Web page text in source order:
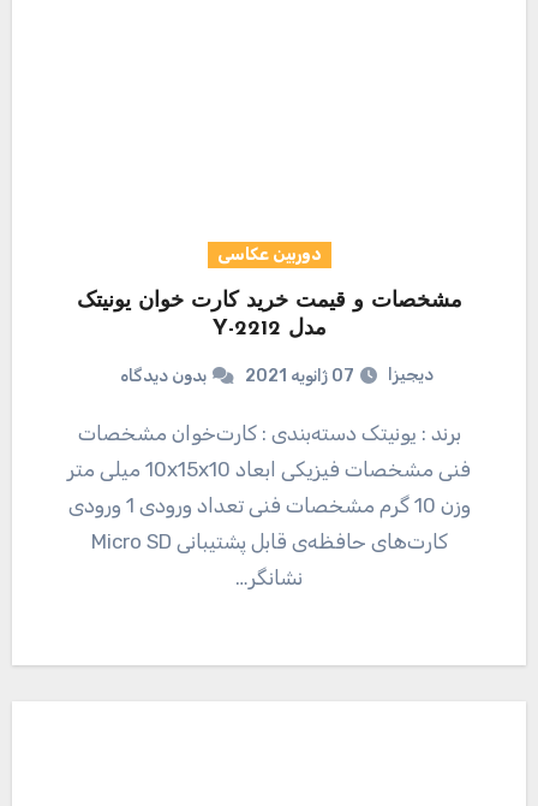
دوربین عکاسی
مشخصات و قیمت خرید کارت خوان یونیتک
مدل Y-2212
دیجیزا 07 ژانویه 2021 بدون دیدگاه
برند : یونیتک دسته‌بندی : کارت‌خوان مشخصات
فنی مشخصات فیزیکی ابعاد 10x15x10 میلی متر
وزن 10 گرم مشخصات فنی تعداد ورودی 1 ورودی
کارت‌های حافظه‌ی قابل پشتیبانی Micro SD
نشانگر…